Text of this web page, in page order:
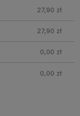
27,90 zł
27,90 zł
0,00 zł
0,00 zł